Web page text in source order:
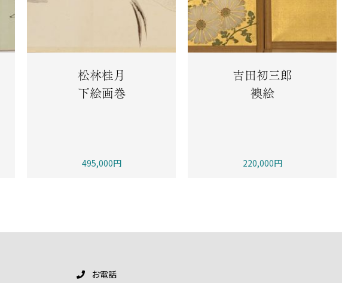
松林桂月
下絵画巻
495,000円
吉田初三郎
襖絵
220,000円
お電話